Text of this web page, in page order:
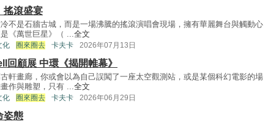
搖滾盛宴
不是石牆古城，而是一場沸騰的搖滾演唱會現場，擁有華麗舞台與觸動心
《萬世巨星》（ ...全文
化 圈來圈去 卡夫卡 2026年07月13日
回顧展 中環《揭開帷幕》
軒畫廊，你或會以為自己誤闖了一座太空觀測站，或是某個科幻電影的場
作與雕塑，只有 ...全文
化 圈來圈去 卡夫卡 2026年06月29日
姿態